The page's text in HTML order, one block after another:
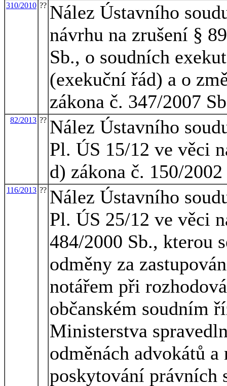
310/2010 ?? Nález Ústavního
návrhu na zrušení §
Sb., o soudních
(exekuční řád) a o
zákona č. 347/2007
82/2013 ?? Nález Ústavního
Pl. ÚS 15/12 ve věci
d) zákona č. 150/
116/2013 ?? Nález Ústavního
Pl. ÚS 25/12 ve věci
484/2000 Sb., kterou
odměny za
notářem při
občanském soudním
Ministerstva
odměnách advokátů a
poskytování právních